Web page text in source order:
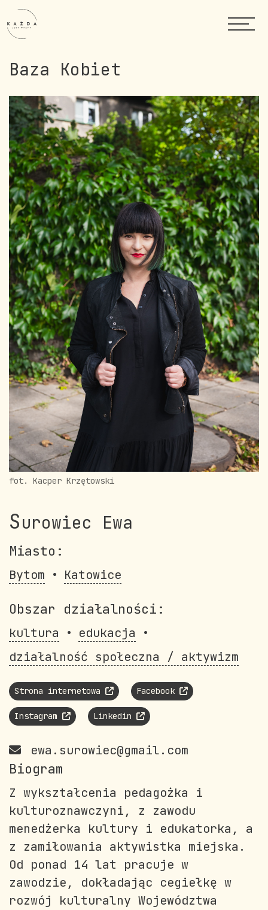
Baza Kobiet
fot. Kacper Krzętowski
Surowiec Ewa
Miasto:
Bytom Katowice
Obszar działalności:
kultura
edukacja
działalność społeczna / aktywizm
Strona internetowa Facebook
Instagram Linkedin
ewa.surowiec@gmail.com
Biogram
Z wykształcenia pedagożka i
kulturoznawczyni, z zawodu
menedżerka kultury i edukatorka, a
z zamiłowania aktywistka miejska.
Od ponad 14 lat pracuje w
zawodzie, dokładając cegiełkę w
rozwój kulturalny Województwa